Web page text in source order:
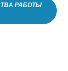
РАБОТЫ